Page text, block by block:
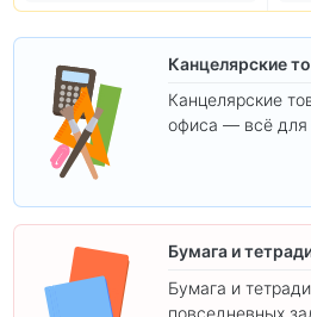
Канцелярские
Канцелярские
офиса — всё для
Бумага и
Бумага и
повседневных